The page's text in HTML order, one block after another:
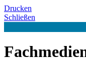
Drucken
Schließen